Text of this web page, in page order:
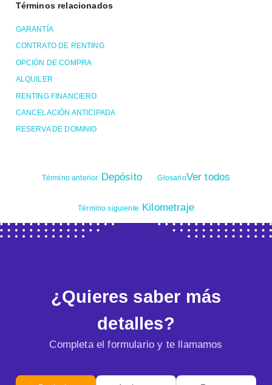
Términos relacionados
GARANTÍA
CONTRATO DE RENTING
OPCIÓN DE COMPRA
ALQUILER
RENTING FINANCIERO
CANCELACIÓN ANTICIPADA
RESERVA DE DOMINIO
Término anterior Depósito GlosarioVer todos
Término siguiente Kilometraje
¿Quieres saber más
detalles?
Completa el formulario y te llamamos